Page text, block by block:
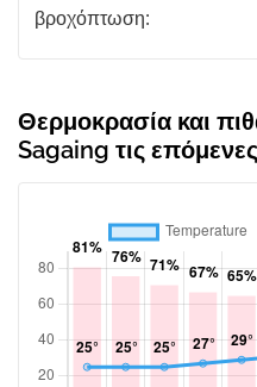
βροχόπτωση:
Θερμοκρασία και
Sagaing τις